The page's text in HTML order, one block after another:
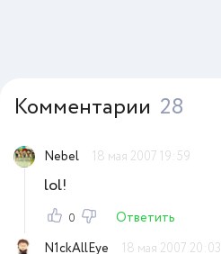
Комментарии 28
Nebel 18 мая 2007 19:59
lol!
0
Ответить
N1ckAllEye
18 мая 2007 20:03